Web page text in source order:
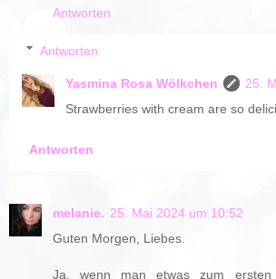
Antworten
Antworten
Yasmina Rosa Wölkchen
25.
Strawberries with cream are so
Antworten
melanie. 25. Mai 2024 um 10:52
Guten Morgen, Liebes.
Ja, wenn man etwas zum